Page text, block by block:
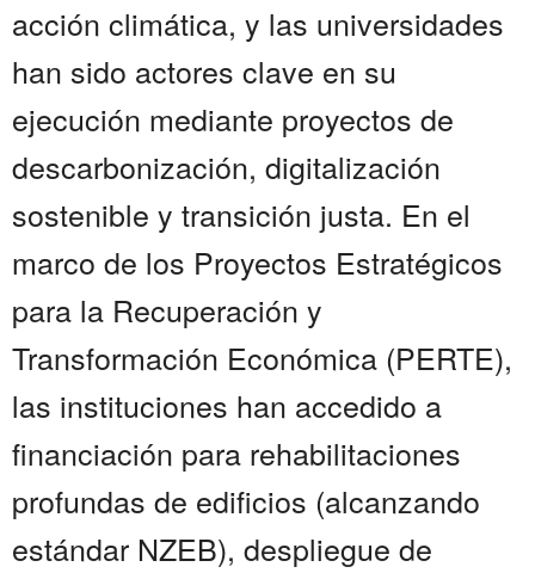
acción climática, y las universidades
han sido actores clave en su
ejecución mediante proyectos de
descarbonización, digitalización
sostenible y transición justa. En el
marco de los Proyectos Estratégicos
para la Recuperación y
Transformación Económica (PERTE),
las instituciones han accedido a
financiación para rehabilitaciones
profundas de edificios (alcanzando
estándar NZEB), despliegue de